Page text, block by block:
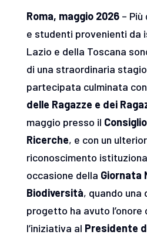
Roma, maggio 2026– Più
e studenti provenienti da
Lazio e della Toscana
di una straordinaria
partecipata culminata
delle Ragazze e dei
maggio presso il
Ricerche, e con un
riconoscimento
occasione della Giornata
Biodiversità, quando una
progetto ha avuto l’onore
l’iniziativa al Presidente